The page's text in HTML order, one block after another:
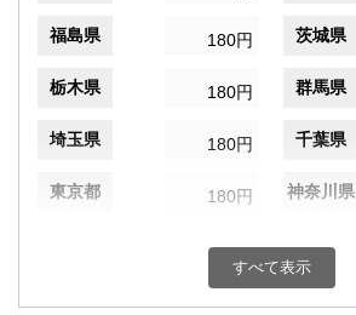
福島県 180円 茨城県
栃木県 180円 群馬県
埼玉県 180円 千葉県
東京都 180円 神奈川県
180円 富山県
すべて表示